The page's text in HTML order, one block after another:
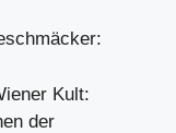
Kult:
der